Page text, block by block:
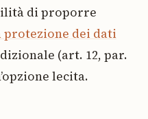
di proporre
protezione dei dati
(art. 12, par.
lecita.